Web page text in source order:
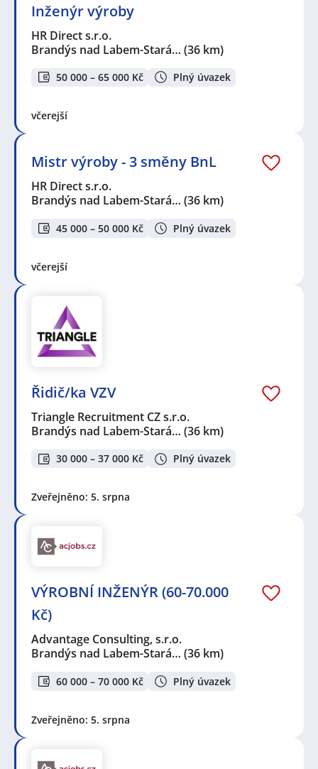
Inženýr výroby
HR Direct s.r.o.
Brandýs nad Labem-Stará… (36 km)
50 000 – 65 000 Kč Plný úvazek
včerejší
Mistr výroby - 3 směny BnL
HR Direct s.r.o.
Brandýs nad Labem-Stará… (36 km)
45 000 – 50 000 Kč Plný úvazek
včerejší
Řidič/ka VZV
Triangle Recruitment CZ s.r.o.
Brandýs nad Labem-Stará… (36 km)
30 000 – 37 000 Kč Plný úvazek
Zveřejněno: 5. srpna
VÝROBNÍ INŽENÝR (60-70.000
Kč)
Advantage Consulting, s.r.o.
Brandýs nad Labem-Stará… (36 km)
60 000 – 70 000 Kč Plný úvazek
Zveřejněno: 5. srpna